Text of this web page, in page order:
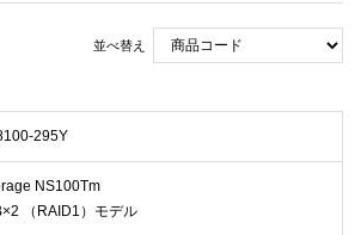
並べ替え
295Y
NS100Tm
（RAID1）モデル